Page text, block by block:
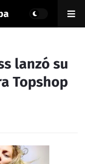
lanzó su
Topshop